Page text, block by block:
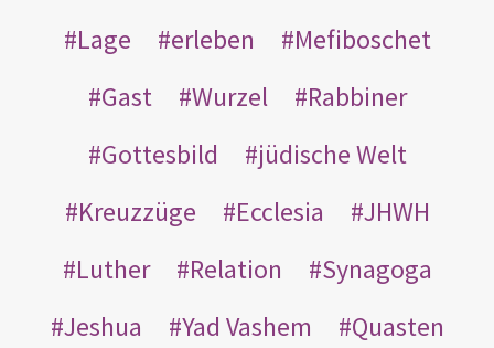
Lage
erleben
Mefiboschet
Gast
Wurzel
Rabbiner
Gottesbild
jüdische Welt
Kreuzzüge
Ecclesia
JHWH
Luther
Relation
Synagoga
Jeshua
Yad Vashem
Quasten